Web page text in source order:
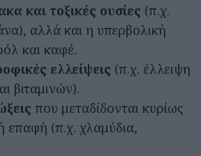
και τοξικές ουσίες (π.χ.
αλλά και η υπερβολική
και καφέ.
ελλείψεις (π.χ. έλλειψη
βιταμινών).
που μεταδίδονται κυρίως
επαφή (π.χ. χλαμύδια,